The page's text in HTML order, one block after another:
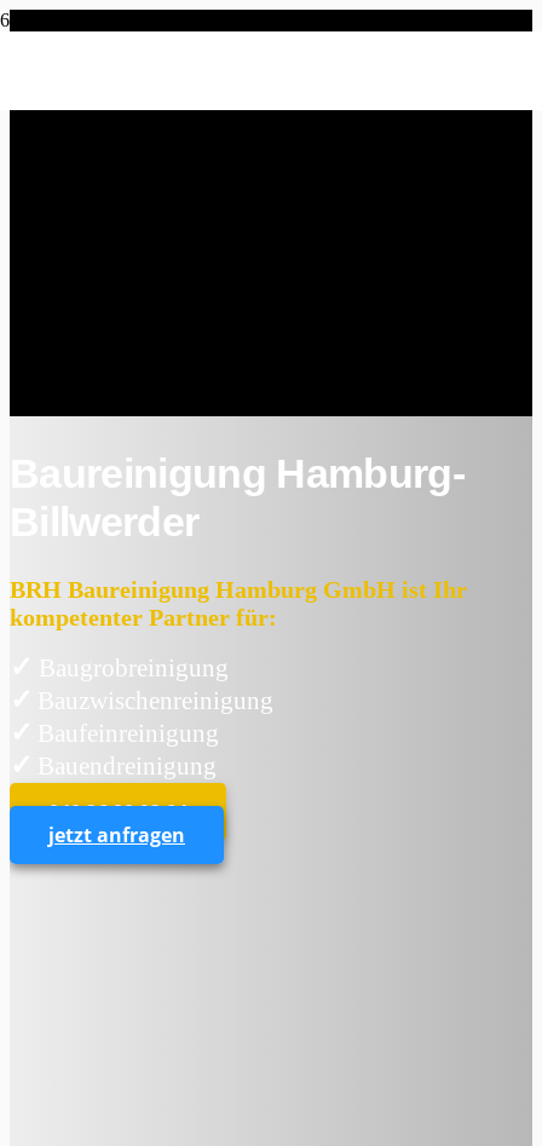
Baureinigung Hamburg-
Billwerder
BRH Baureinigung Hamburg GmbH ist Ihr
kompetenter Partner für:
Baugrobreinigung
Bauzwischenreinigung
Baufeinreinigung
Bauendreinigung
040 36 88 93 84
jetzt anfragen